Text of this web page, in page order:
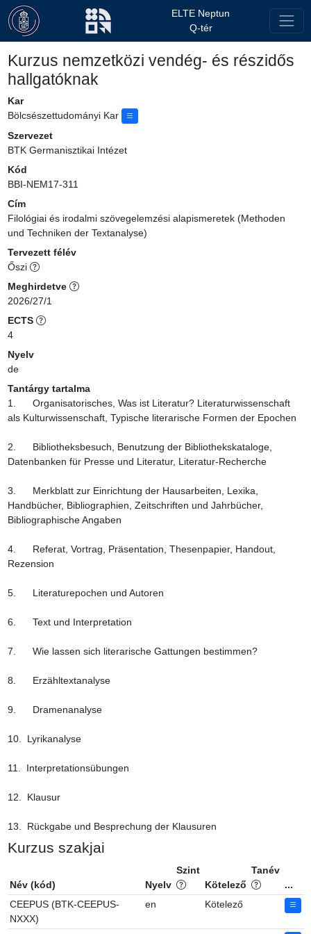
ELTE Neptun
Q-tér
Kurzus nemzetközi vendég- és részidős
hallgatóknak
Kar
Bölcsészettudományi Kar
Szervezet
BTK Germanisztikai Intézet
Kód
BBI-NEM17-311
Cím
Filológiai és irodalmi szövegelemzési alapismeretek (Methoden
und Techniken der Textanalyse)
Tervezett félév
Őszi
Meghirdetve
2026/27/1
ECTS
4
Nyelv
de
Tantárgy tartalma
1.      Organisatorisches, Was ist Literatur? Literaturwissenschaft
als Kulturwissenschaft, Typische literarische Formen der Epochen
2.      Bibliotheksbesuch, Benutzung der Bibliothekskataloge,
Datenbanken für Presse und Literatur, Literatur-Recherche
3.      Merkblatt zur Einrichtung der Hausarbeiten, Lexika,
Handbücher, Bibliographien, Zeitschriften und Jahrbücher,
Bibliographische Angaben
4.      Referat, Vortrag, Präsentation, Thesenpapier, Handout,
Rezension
5.      Literaturepochen und Autoren
6.      Text und Interpretation
7.      Wie lassen sich literarische Gattungen bestimmen?
8.      Erzähltextanalyse
9.      Dramenanalyse
10.  Lyrikanalyse
11.  Interpretationsübungen
12.  Klausur
13.  Rückgabe und Besprechung der Klausuren
Kurzus szakjai
Név (kód) Nyelv
Szint
Kötelező
Tanév
...
CEEPUS (BTK-CEEPUS-
NXXX)
en Kötelező